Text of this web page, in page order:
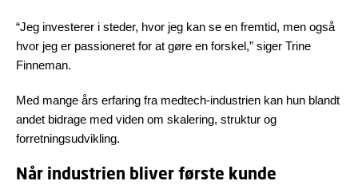
“Jeg investerer i steder, hvor jeg kan se en fremtid, men også
hvor jeg er passioneret for at gøre en forskel,” siger Trine
Finneman.
Med mange års erfaring fra medtech-industrien kan hun blandt
andet bidrage med viden om skalering, struktur og
forretningsudvikling.
Når industrien bliver første kunde